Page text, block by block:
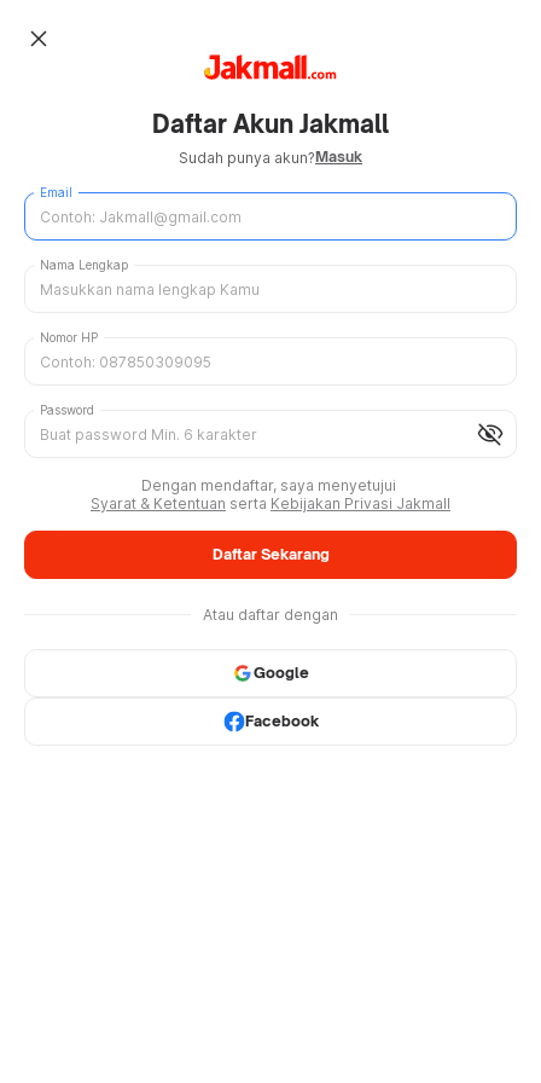
close
Daftar Akun Jakmall
Sudah punya akun?Masuk
Email
Nama Lengkap
Nomor HP
visibility_off
Password
Dengan mendaftar, saya menyetujui
Syarat & Ketentuan serta Kebijakan Privasi Jakmall
Daftar Sekarang
Atau daftar dengan
Google
Facebook